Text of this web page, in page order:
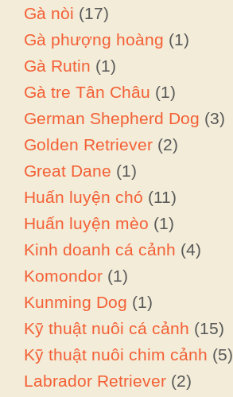
Gà nòi (17)
Gà phượng hoàng (1)
Gà Rutin (1)
Gà tre Tân Châu (1)
German Shepherd Dog (3)
Golden Retriever (2)
Great Dane (1)
Huấn luyện chó (11)
Huấn luyện mèo (1)
Kinh doanh cá cảnh (4)
Komondor (1)
Kunming Dog (1)
Kỹ thuật nuôi cá cảnh (15)
Kỹ thuật nuôi chim cảnh (5)
Labrador Retriever (2)